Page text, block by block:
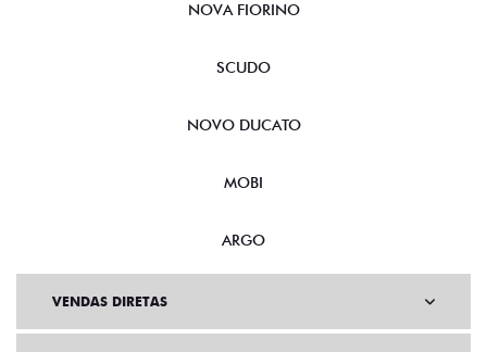
NOVA FIORINO
SCUDO
NOVO DUCATO
MOBI
ARGO
VENDAS DIRETAS